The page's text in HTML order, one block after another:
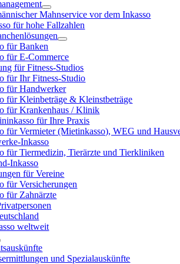
Mahnservice vor dem Inkasso
für hohe Fallzahlen
für Banken
für E-Commerce
für Fitness-Studios
für Ihr Fitness-Studio
für Handwerker
für Kleinbeträge & Kleinstbeträge
für Krankenhaus / Klinik
für Ihre Praxis
für Vermieter (Mietinkasso), WEG und
Inkasso
für Tiermedizin, Tierärzte und Tierkliniken
Inkasso
für Vereine
für Versicherungen
für Zahnärzte
weltweit
und Spezialauskünfte